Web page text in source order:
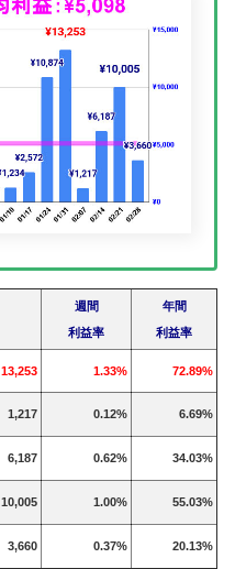
週間
利益率
年間
利益率
13,253 1.33% 72.89%
1,217 0.12% 6.69%
6,187 0.62% 34.03%
10,005 1.00% 55.03%
3,660 0.37% 20.13%